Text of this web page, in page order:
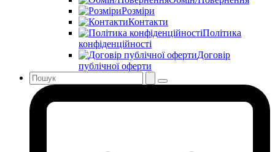
Розміри
Контакти
Політика
конфіденційності
Договір
публічної оферти